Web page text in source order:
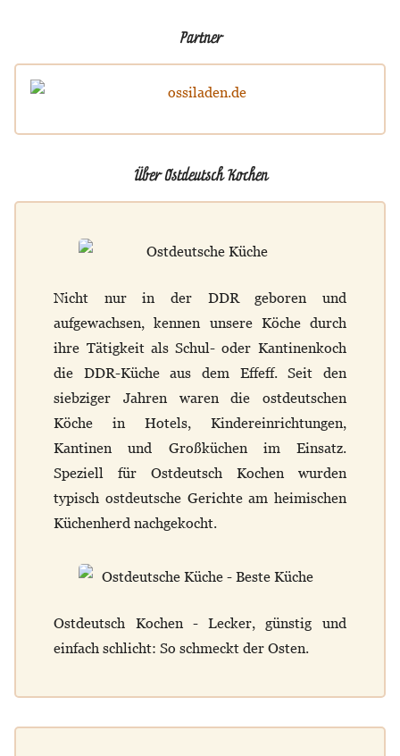
Partner
Über Ostdeutsch Kochen
Nicht nur in der DDR geboren und
aufgewachsen, kennen unsere Köche durch
ihre Tätigkeit als Schul- oder Kantinenkoch
die DDR-Küche aus dem Effeff. Seit den
siebziger Jahren waren die ostdeutschen
Köche in Hotels, Kindereinrichtungen,
Kantinen und Großküchen im Einsatz.
Speziell für Ostdeutsch Kochen wurden
typisch ostdeutsche Gerichte am heimischen
Küchenherd nachgekocht.
Ostdeutsch Kochen - Lecker, günstig und
einfach schlicht: So schmeckt der Osten.